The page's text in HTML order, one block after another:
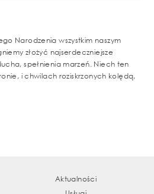
Narodzenia wszystkim naszym
złożyć najserdeczniejsze
spełnienia marzeń. Niech ten
i chwilach roziskrzonych kolędą,
Aktualności